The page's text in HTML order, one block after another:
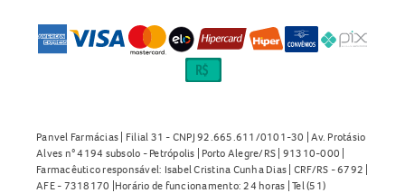
Panvel Farmácias | Filial 31 - CNPJ 92.665.611/0101-30 | Av. Protásio
Alves n° 4194 subsolo - Petrópolis | Porto Alegre/RS | 91310-000 |
Farmacêutico responsável: Isabel Cristina Cunha Dias | CRF/RS - 6792 |
AFE - 7318170 |Horário de funcionamento: 24 horas | Tel (51)